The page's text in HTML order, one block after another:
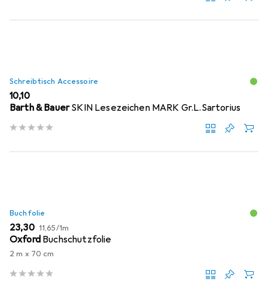
Schreibtisch Accessoire
EUR
10,10
Barth & BauerSKIN Lesezeichen MARK Gr.L.Sartorius
Buchfolie
EUR
23,30 EUR
11,65/1m
Oxford Buchschutzfolie
2 m x 70 cm